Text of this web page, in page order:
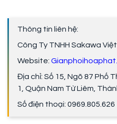
Thông tin liên hệ:
Công Ty TNHH Sakawa
Website:
Địa chỉ: Số 15, Ngõ 87 Phố
1, Quận Nam Từ Liêm,
Số điện thoại: 0969.805.626